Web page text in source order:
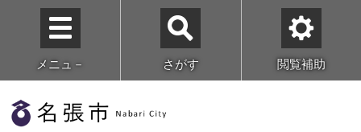
メニュ－ さがす 閲覧補助